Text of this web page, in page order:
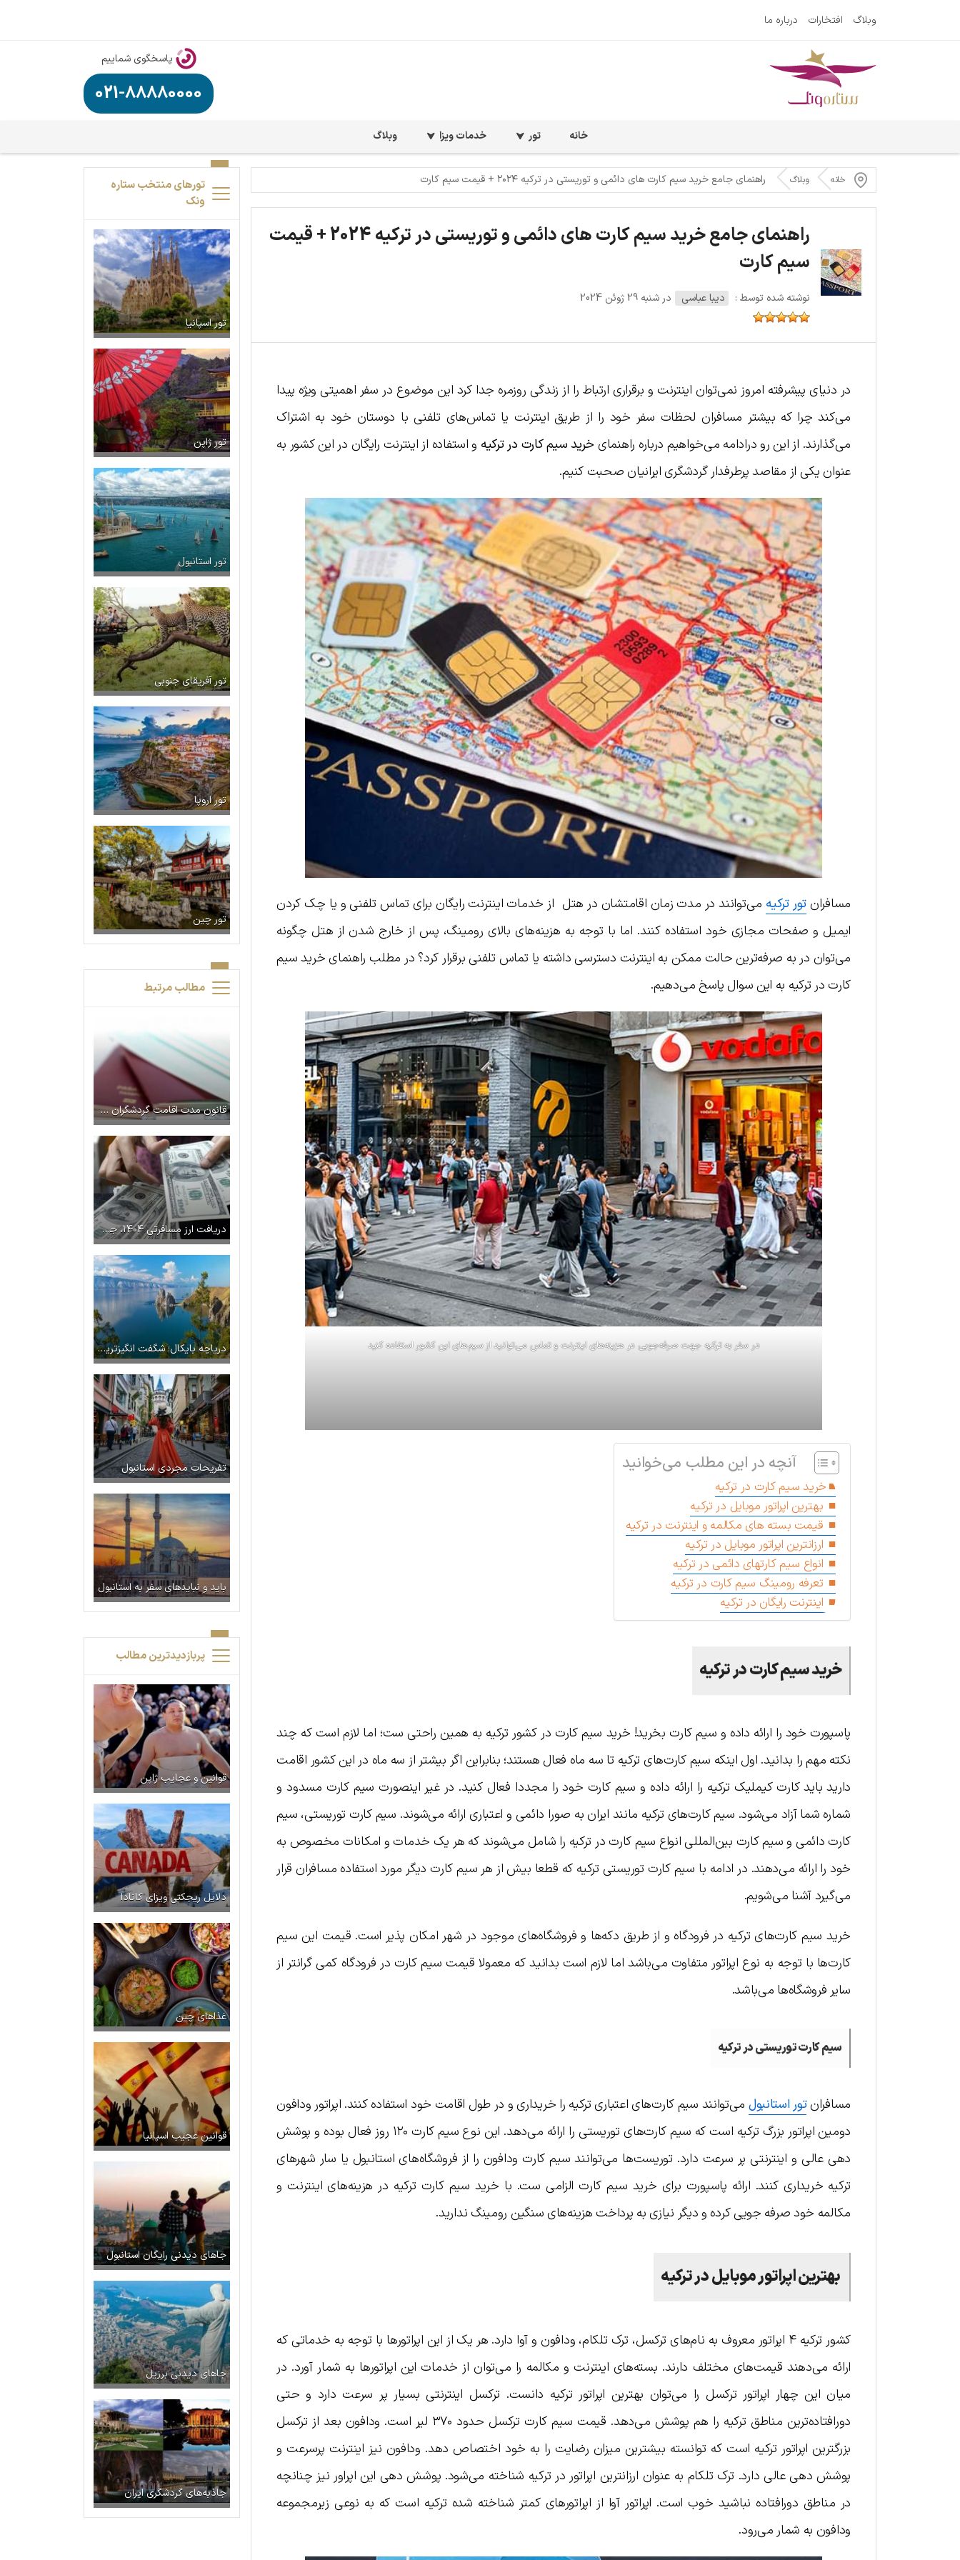
وبلاگ افتخارات درباره ما
پاسخگوی شماییم
021-88880000
خانه تور خدمات ویزا وبلاگ
خانه وبلاگ راهنمای جامع خرید سیم کارت های دائمی و توریستی در ترکیه ۲۰۲۴ + قیمت سیم کارت
راهنمای جامع خرید سیم کارت های دائمی و توریستی در ترکیه 2024 + قیمت
سیم کارت
نوشته شده توسط : دیبا عباسی در شنبه 29 ژوئن 2024
در دنیای پیشرفته امروز نمی‌توان اینترنت و برقراری ارتباط‌ را از زندگی روزمره جدا کرد این موضوع در سفر اهمیتی ویژه پیدا
می‌کند چرا که بیشتر مسافران لحظات سفر خود را از طریق اینترنت یا تماس‌های تلفنی با دوستان خود به اشتراک
می‌گذارند. از این رو درادامه می‌خواهیم درباره راهنمای خرید سیم کارت در ترکیه و استفاده از اینترنت رایگان در این کشور به
عنوان یکی از مقاصد پرطرفدار گردشگری ایرانیان صحبت کنیم.
مسافرانتور ترکیه می‌توانند در مدت زمان اقامتشان در هتل از خدمات اینترنت رایگان برای تماس تلفنی و یا چک کردن
ایمیل و صفحات مجازی خود استفاده کنند. اما با توجه به هزینه‌های بالای رومینگ، پس از خارج شدن از هتل چگونه
می‌توان در به صرفه‌ترین حالت ممکن به اینترنت دسترسی داشته یا تماس تلفنی برقرار کرد؟ در مطلب راهنمای خرید سیم
کارت در ترکیه به این سوال پاسخ می‌دهیم.
در سفر به ترکیه جهت صرفه‌جویی در هزینه‌های اینترنت و تماس می‌توانید از سیم‌های این کشور استفاده کنید
آنچه در این مطلب می‌خوانید
خرید سیم کارت در ترکیه
بهترین اپراتور موبایل در ترکیه
قیمت بسته های مکالمه و اینترنت در ترکیه
ارزانترین اپراتور موبایل در ترکیه
انواع سیم کارتهای دائمی در ترکیه
تعرفه رومینگ سیم کارت در ترکیه
اینترنت رایگان در ترکیه
خرید سیم کارت در ترکیه
پاسپورت خود را ارائه داده و سیم کارت بخرید! خرید سیم کارت در کشور ترکیه به همین راحتی ست؛ اما لازم است که چند
نکته مهم را بدانید. اول اینکه سیم کارت‌های ترکیه تا سه ماه فعال هستند؛ بنابراین اگر بیشتر از سه ماه در این کشور اقامت
دارید باید کارت کیملیک ترکیه را ارائه داده و سیم کارت خود را مجددا فعال کنید. در غیر اینصورت سیم کارت مسدود و
شماره شما آزاد می‌شود. سیم کارت‌های ترکیه مانند ایران به صورا دائمی و اعتباری ارائه می‌شوند. سیم کارت توریستی، سیم
کارت دائمی و سیم کارت بین‌المللی انواع سیم کارت در ترکیه را شامل می‌شوند که هر یک خدمات و امکانات مخصوص به
خود را ارائه می‌دهند. در ادامه با سیم کارت توریستی ترکیه که قطعا بیش از هر سیم کارت دیگر مورد استفاده مسافران قرار
می‌گیرد آشنا می‌شویم.
خرید سیم کارت‌های ترکیه در فرودگاه و از طریق دکه‌ها و فروشگاه‌های موجود در شهر امکان پذیر است. قیمت این سیم
کارت‌ها با توجه به نوع اپراتور متفاوت می‌باشد اما لازم است بدانید که معمولا قیمت سیم کارت در فرودگاه کمی گرانتر از
سایر فروشگاه‌ها می‌باشد.
سیم کارت‌ توریستی در ترکیه
مسافرانتور استانبول می‌توانند سیم کارت‌های اعتباری ترکیه را خریداری و در طول اقامت خود استفاده کنند. اپراتور ودافون
دومین اپراتور بزرگ ترکیه است که سیم کارت‌های توریستی را ارائه می‌دهد. این نوع سیم کارت ۱۲۰ روز فعال بوده و پوشش
دهی عالی و اینترنتی پر سرعت دارد. توریست‌ها می‌توانند سیم کارت ودافون را از فروشگاه‌های استانبول یا سار شهرهای
ترکیه خریداری کنند. ارائه پاسپورت برای خرید سیم کارت الزامی ست. با خرید سیم کارت ترکیه در هزینه‌های اینترنت و
مکالمه خود صرفه جویی کرده و دیگر نیازی به پرداخت هزینه‌های سنگین رومینگ ندارید.
بهترین اپراتور موبایل در ترکیه
کشور ترکیه ۴ اپراتور معروف به نام‌های ترکسل، ترک تلکام، ودافون و آوا دارد. هر یک از این اپراتورها با توجه به خدماتی که
ارائه می‌دهند قیمت‌های مختلف دارند. بسته‌های اینترنت و مکالمه را می‌توان از خدمات این اپراتورها به شمار آورد. در
میان این چهار اپراتور ترکسل را می‌توان بهترین اپراتور ترکیه دانست. ترکسل اینترنتی بسیار پر سرعت دارد و حتی
دورافتاده‌ترین مناطق ترکیه را هم پوشش می‌دهد. قیمت سیم کارت ترکسل حدود ۳۷۰ لیر است. ودافون بعد از ترکسل
بزرگترین اپراتور ترکیه است که توانسته بیشترین میزان رضایت را به خود اختصاص دهد. ودافون نیز اینترنت پرسرعت و
پوشش دهی عالی دارد. ترک تلکام به عنوان ارزانترین اپراتور در ترکیه شناخته می‌شود. پوشش دهی این اپراور نیز چنانچه
در مناطق دورافتاده نباشید خوب است. اپراتور آوا از اپراتورهای کمتر شناخته شده ترکیه است که به نوعی زیرمجموعه
ودافون به شمار می‌رود.
تورهای منتخب ستاره
ونک
تور اسپانیا
تور ژاپن
تور استانبول
تور آفریقای جنوبی
تور اروپا
تور چین
مطالب مرتبط
قانون مدت اقامت گردشگران متقاضی واکسن کرونا در ارمنستان تغییر کرد
دریافت ارز مسافرتی ۱۴۰۴،‌ جدید‌ترین قوانین و تغییرات
دریاچه بایکال؛ شگفت انگیزترین دریاچه یخ زده جهان
تفریحات مجردی استانبول
باید و نبایدهای سفر به استانبول
پربازدیدترین مطالب
قوانین و عجایب ژاپن
دلایل ریجکتی ویزای کانادا
غذاهای چین
قوانین عجیب اسپانیا
جاهای دیدنی رایگان استانبول
جاهای دیدنی برزیل
جاذبه‌های گردشگری ایران